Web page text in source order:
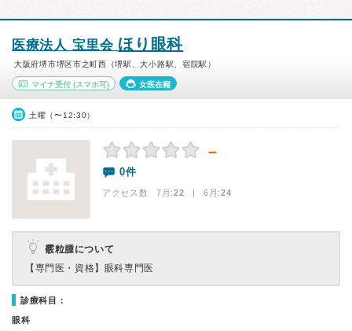
医療法人 宝里会 ほり眼科
大阪府堺市堺区市之町西（堺駅、大小路駅、宿院駅）
マイナ受付 (スマホ可) 女医在籍
土曜（〜12:30）
－
0件
アクセス数 7月:22 | 6月:24
霰粒腫について
【専門医・資格】 眼科専門医
診療科目：
眼科